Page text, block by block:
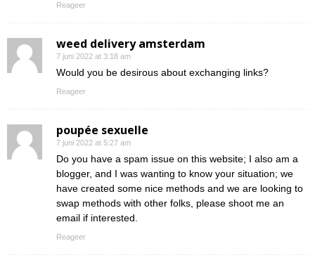
Reageer
weed delivery amsterdam
7 juni 2022 at 3:18 am
Would you be desirous about exchanging links?
Reageer
poupée sexuelle
7 juni 2022 at 5:27 am
Do you have a spam issue on this website; I also am a
blogger, and I was wanting to know your situation; we
have created some nice methods and we are looking to
swap methods with other folks, please shoot me an
email if interested.
Reageer